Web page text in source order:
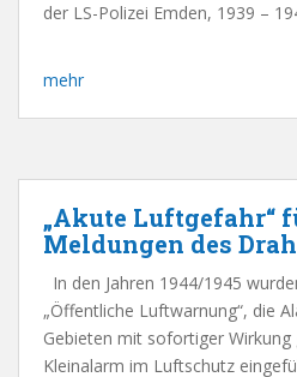
der LS-Polizei Emden, 1939 –
mehr
„Akute Luftgefahr“
Meldungen des
In den Jahren 1944/1945
„Öffentliche Luftwarnung“, die
Gebieten mit sofortiger
Kleinalarm im Luftschutz